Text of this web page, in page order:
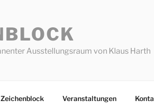
Ausstellungsraum von Klaus Harth
Veranstaltungen